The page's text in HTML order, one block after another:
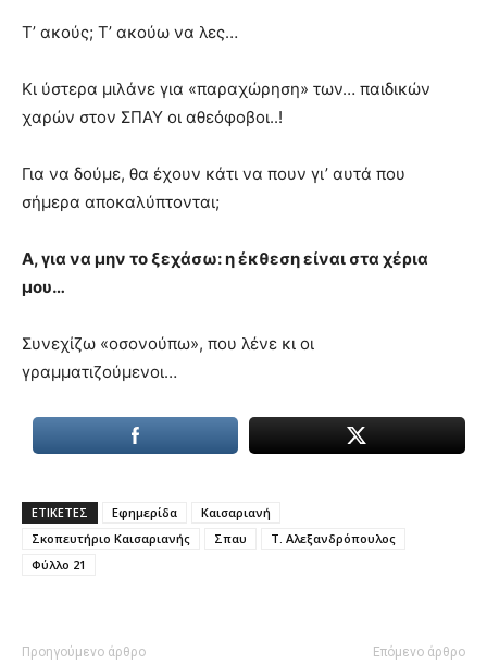
Τ’ ακούς; Τ’ ακούω να λες…
Κι ύστερα μιλάνε για «παραχώρηση» των… παιδικών
χαρών στον ΣΠΑΥ οι αθεόφοβοι..!
Για να δούμε, θα έχουν κάτι να πουν γι’ αυτά που
σήμερα αποκαλύπτονται;
Α, για να μην το ξεχάσω: η έκθεση είναι στα χέρια
μου…
Συνεχίζω «οσονούπω», που λένε κι οι
γραμματιζούμενοι…
ΕΤΙΚΕΤΕΣ Εφημερίδα
Καισαριανή
Σκοπευτήριο Καισαριανής
Σπαυ
Τ. Αλεξανδρόπουλος
Φύλλο 21
Προηγούμενο άρθρο Επόμενο άρθρο